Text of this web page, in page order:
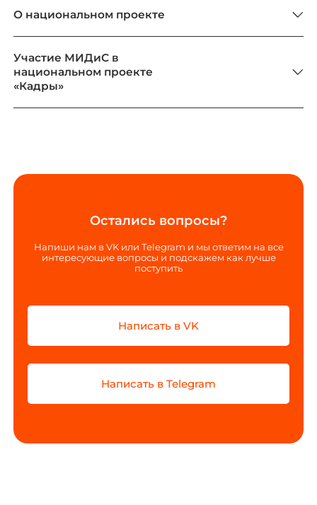
О национальном проекте
Участие МИДиС в
национальном проекте
«Кадры»
Остались вопросы?
Напиши нам в VK или Telegram и мы ответим на все
интересующие вопросы и подскажем как лучше
поступить
Написать в VK
Написать в Telegram